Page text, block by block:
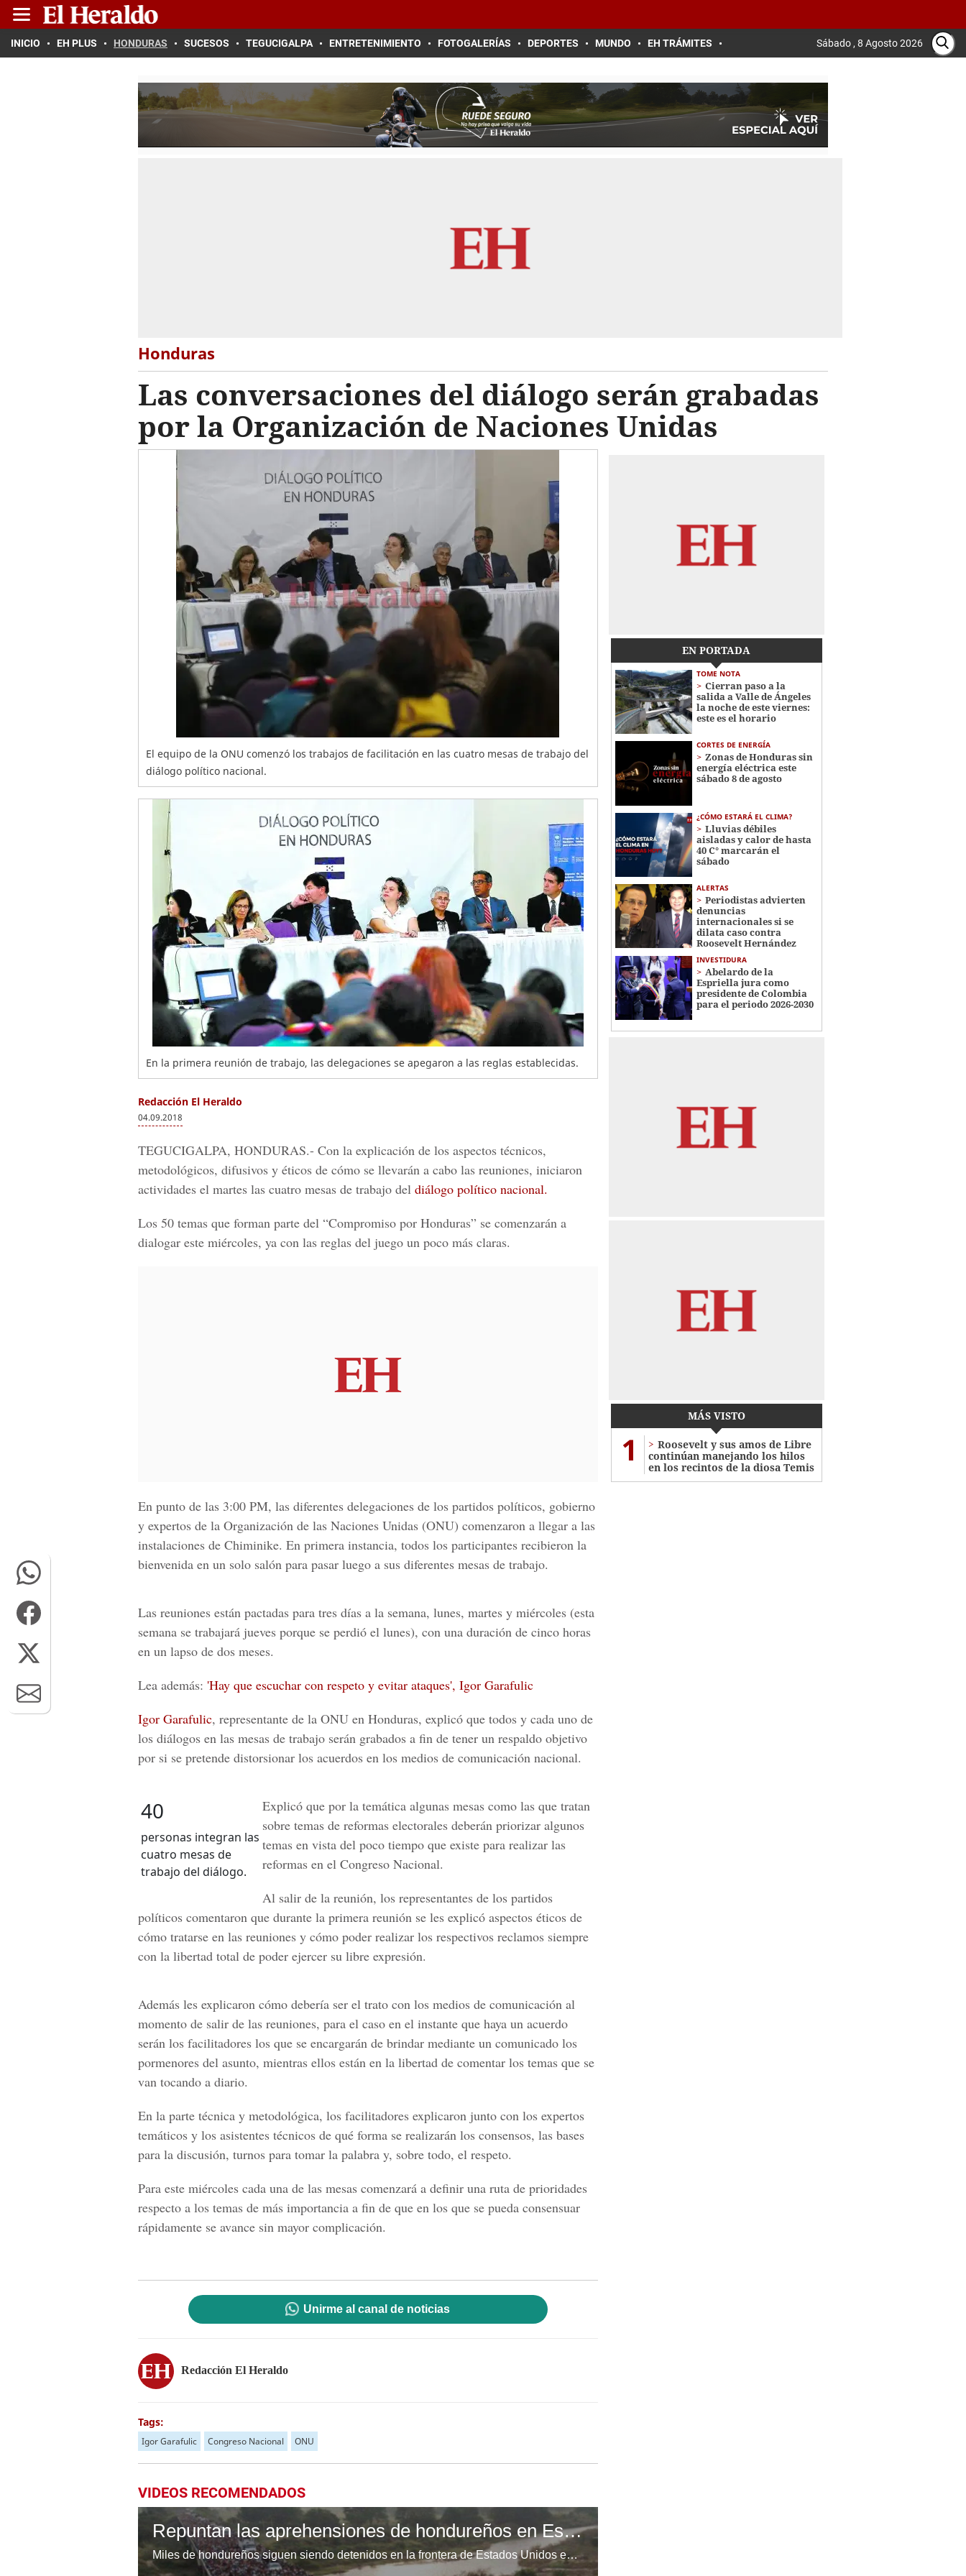
INICIO EH PLUS HONDURAS SUCESOS TEGUCIGALPA ENTRETENIMIENTO FOTOGALERÍAS DEPORTES MUNDO EH TRÁMITES Sábado , 8 Agosto 2026
Honduras
Las conversaciones del diálogo serán grabadas
por la Organización de Naciones Unidas
El equipo de la ONU comenzó los trabajos de facilitación en las cuatro mesas de trabajo del
diálogo político nacional.
En la primera reunión de trabajo, las delegaciones se apegaron a las reglas establecidas.
Redacción El Heraldo
04.09.2018
TEGUCIGALPA, HONDURAS.- Con la explicación de los aspectos técnicos,
metodológicos, difusivos y éticos de cómo se llevarán a cabo las reuniones, iniciaron
actividades el martes las cuatro mesas de trabajo del diálogo político nacional.
Los 50 temas que forman parte del “Compromiso por Honduras” se comenzarán a
dialogar este miércoles, ya con las reglas del juego un poco más claras.
En punto de las 3:00 PM, las diferentes delegaciones de los partidos políticos, gobierno
y expertos de la Organización de las Naciones Unidas (ONU) comenzaron a llegar a las
instalaciones de Chiminike. En primera instancia, todos los participantes recibieron la
bienvenida en un solo salón para pasar luego a sus diferentes mesas de trabajo.
Las reuniones están pactadas para tres días a la semana, lunes, martes y miércoles (esta
semana se trabajará jueves porque se perdió el lunes), con una duración de cinco horas
en un lapso de dos meses.
Lea además: 'Hay que escuchar con respeto y evitar ataques', Igor Garafulic
Igor Garafulic, representante de la ONU en Honduras, explicó que todos y cada uno de
los diálogos en las mesas de trabajo serán grabados a fin de tener un respaldo objetivo
por si se pretende distorsionar los acuerdos en los medios de comunicación nacional.
40
personas integran las
cuatro mesas de
trabajo del diálogo.
Explicó que por la temática algunas mesas como las que tratan
sobre temas de reformas electorales deberán priorizar algunos
temas en vista del poco tiempo que existe para realizar las
reformas en el Congreso Nacional.
Al salir de la reunión, los representantes de los partidos
políticos comentaron que durante la primera reunión se les explicó aspectos éticos de
cómo tratarse en las reuniones y cómo poder realizar los respectivos reclamos siempre
con la libertad total de poder ejercer su libre expresión.
Además les explicaron cómo debería ser el trato con los medios de comunicación al
momento de salir de las reuniones, para el caso en el instante que haya un acuerdo
serán los facilitadores los que se encargarán de brindar mediante un comunicado los
pormenores del asunto, mientras ellos están en la libertad de comentar los temas que se
van tocando a diario.
En la parte técnica y metodológica, los facilitadores explicaron junto con los expertos
temáticos y los asistentes técnicos de qué forma se realizarán los consensos, las bases
para la discusión, turnos para tomar la palabra y, sobre todo, el respeto.
Para este miércoles cada una de las mesas comenzará a definir una ruta de prioridades
respecto a los temas de más importancia a fin de que en los que se pueda consensuar
rápidamente se avance sin mayor complicación.
Unirme al canal de noticias
Redacción El Heraldo
Tags:
Igor Garafulic Congreso Nacional ONU
VIDEOS RECOMENDADOS
Repuntan las aprehensiones de hondureños en Estados Unidos
Miles de hondureños siguen siendo detenidos en la frontera de Estados Unidos en su intento por ingresar de manera ilegal a esa nación.
EN PORTADA
TOME NOTA
Cierran paso a la
salida a Valle de Ángeles
la noche de este viernes:
este es el horario
CORTES DE ENERGÍA
Zonas de Honduras sin
energía eléctrica este
sábado 8 de agosto
¿CÓMO ESTARÁ EL CLIMA?
Lluvias débiles
aisladas y calor de hasta
40 C° marcarán el
sábado
ALERTAS
Periodistas advierten
denuncias
internacionales si se
dilata caso contra
Roosevelt Hernández
INVESTIDURA
Abelardo de la
Espriella jura como
presidente de Colombia
para el periodo 2026-2030
MÁS VISTO
1
Roosevelt y sus amos de Libre
continúan manejando los hilos
en los recintos de la diosa Temis